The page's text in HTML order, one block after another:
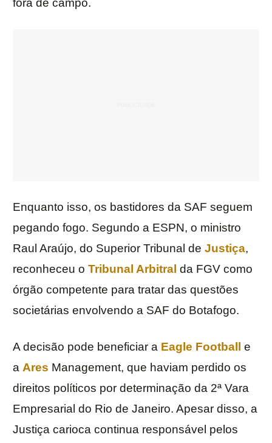
fora de campo.
Enquanto isso, os bastidores da SAF seguem
pegando fogo. Segundo a ESPN, o ministro
Raul Araújo, do Superior Tribunal de Justiça,
reconheceu o Tribunal Arbitral da FGV como
órgão competente para tratar das questões
societárias envolvendo a SAF do Botafogo.
A decisão pode beneficiar a Eagle Football
e
a Ares Management, que haviam perdido os
direitos políticos por determinação da 2ª Vara
Empresarial do Rio de Janeiro. Apesar disso, a
Justiça carioca continua responsável pelos